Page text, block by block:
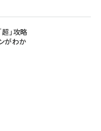
」攻略
がわか